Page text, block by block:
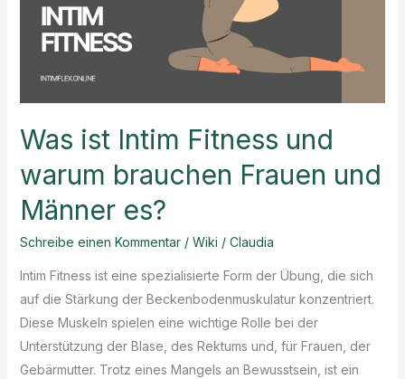
Was ist Intim Fitness und
warum brauchen Frauen und
Männer es?
Schreibe einen Kommentar / Wiki / Claudia
Intim Fitness ist eine spezialisierte Form der Übung, die sich
auf die Stärkung der Beckenbodenmuskulatur konzentriert.
Diese Muskeln spielen eine wichtige Rolle bei der
Unterstützung der Blase, des Rektums und, für Frauen, der
Gebärmutter. Trotz eines Mangels an Bewusstsein, ist ein